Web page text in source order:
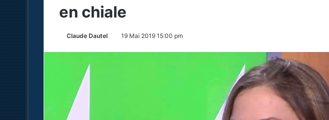
en chiale
Claude Dautel 19 Mai 2019 15:00 pm